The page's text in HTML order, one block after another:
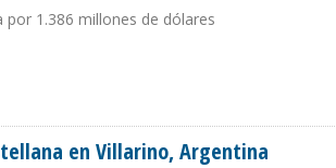
por 1.386 millones de dólares
en Villarino, Argentina